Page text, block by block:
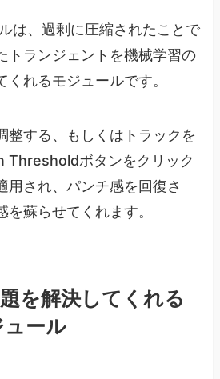
は、過剰に圧縮されたことで
トランジェントを機械学習の
れるモジュールです。
整する、もしくはトラックを
Thresholdボタンをクリック
用され、パンチ感を回復さ
蘇らせてくれます。
を解決してくれる
ール